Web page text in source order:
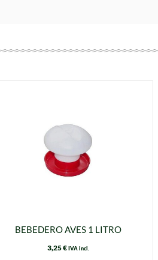
BEBEDERO AVES 1 LITRO
3,25€ IVA incl.